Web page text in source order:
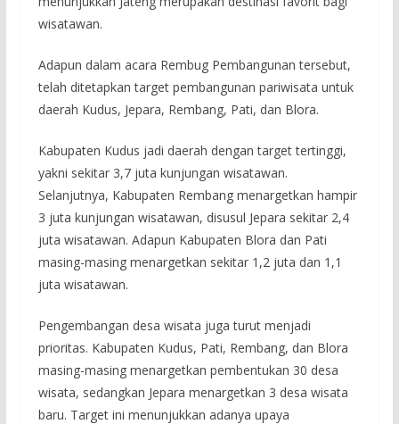
wisatawan.
Adapun dalam acara Rembug Pembangunan tersebut,
telah ditetapkan target pembangunan pariwisata untuk
daerah Kudus, Jepara, Rembang, Pati, dan Blora.
Kabupaten Kudus jadi daerah dengan target tertinggi,
yakni sekitar 3,7 juta kunjungan wisatawan.
Selanjutnya, Kabupaten Rembang menargetkan hampir
3 juta kunjungan wisatawan, disusul Jepara sekitar 2,4
juta wisatawan. Adapun Kabupaten Blora dan Pati
masing-masing menargetkan sekitar 1,2 juta dan 1,1
juta wisatawan.
Pengembangan desa wisata juga turut menjadi
prioritas. Kabupaten Kudus, Pati, Rembang, dan Blora
masing-masing menargetkan pembentukan 30 desa
wisata, sedangkan Jepara menargetkan 3 desa wisata
baru. Target ini menunjukkan adanya upaya